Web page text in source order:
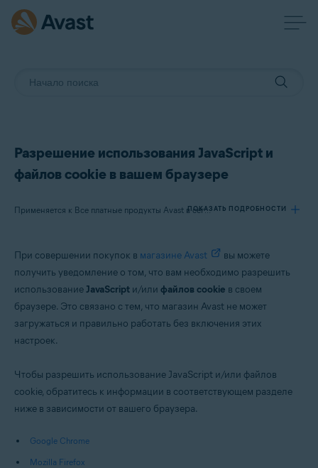
Разрешение использования JavaScript и
файлов cookie в вашем браузере
Применяется к Все платные продукты Avast в сегменте потребительских решений
ПОКАЗАТЬ ПОДРОБНОСТИ
Продукты:
Операционные системы:
Microsoft Windows 10 Home / Pro / Enterprise / Education — 32- или 64-
Microsoft Windows 8.1 / Pro / Enterprise — 32- или 64-разрядная версия
Microsoft Windows 7 Home Basic / Home Premium / Professional /
Enterprise / Ultimate — SP 1, 32- или 64-разрядная версия
При совершении покупок в магазине Avast
вы можете
получить уведомление о том, что вам необходимо разрешить
использованиеJavaScript и/или файлов cookie в своем
браузере. Это связано с тем, что магазин Avast не может
загружаться и правильно работать без включения этих
настроек.
Чтобы разрешить использование JavaScript и/или файлов
cookie, обратитесь к информации в соответствующем разделе
ниже в зависимости от вашего браузера.
Google Chrome
Mozilla Firefox